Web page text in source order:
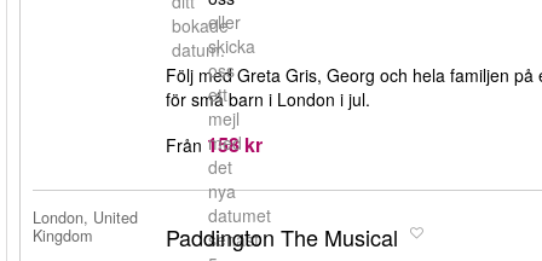
bokade
datum.
eller
skicka
oss
ett
mejl
med
det
nya
datumet
senast
Följ med Greta Gris, Georg och hela familjen
för små barn i London i jul.
Från 158 kr
London, United
Kingdom
Paddington The Musical